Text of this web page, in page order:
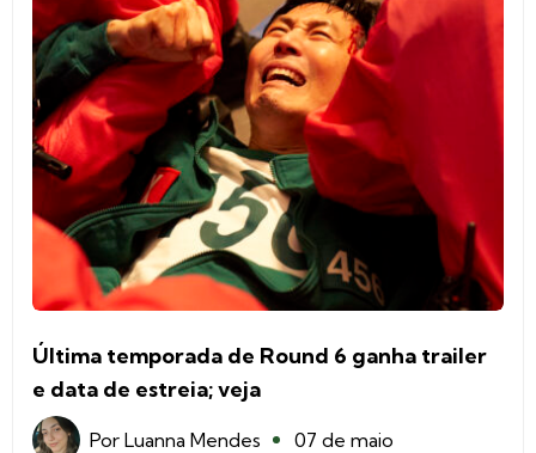
Última temporada de Round 6 ganha trailer
e data de estreia; veja
Por Luanna Mendes 07 de maio